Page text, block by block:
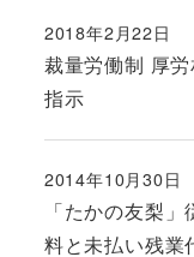
裁量労働制 厚
指示
投稿日
2018年2月22日
「たかの友梨
料と未払い残業
投稿日
2014年10月30日